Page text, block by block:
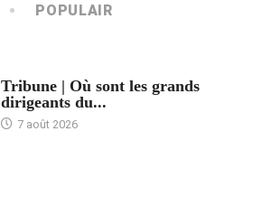
POPULAIR
Tribune | Où sont les grands
dirigeants du...
7 août 2026